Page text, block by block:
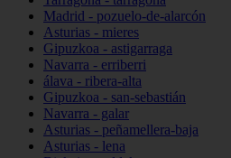
Madrid - pozuelo-de-alarcón
Asturias - mieres
Gipuzkoa - astigarraga
Navarra - erriberri
álava - ribera-alta
Gipuzkoa - san-sebastián
Navarra - galar
Asturias - peñamellera-baja
Asturias - lena